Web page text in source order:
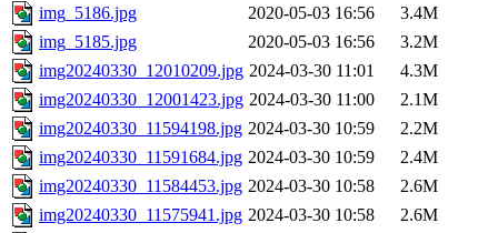
img_5186.jpg
2020-05-03 16:56
3.4M
img_5185.jpg
2020-05-03 16:56
3.2M
img20240330_12010209.jpg 2024-03-30 11:01
4.3M
img20240330_12001423.jpg 2024-03-30 11:00
2.1M
img20240330_11594198.jpg 2024-03-30 10:59
2.2M
img20240330_11591684.jpg 2024-03-30 10:59
2.4M
img20240330_11584453.jpg 2024-03-30 10:58
2.6M
img20240330_11575941.jpg 2024-03-30 10:58
2.6M